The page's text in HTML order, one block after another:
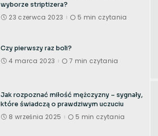
wyborze striptizera?
23 czerwca 2023 5 min czytania
Czy pierwszy raz boli?
4 marca 2023 7 min czytania
Jak rozpoznać miłość mężczyzny – sygnały,
które świadczą o prawdziwym uczuciu
8 września 2025 5 min czytania